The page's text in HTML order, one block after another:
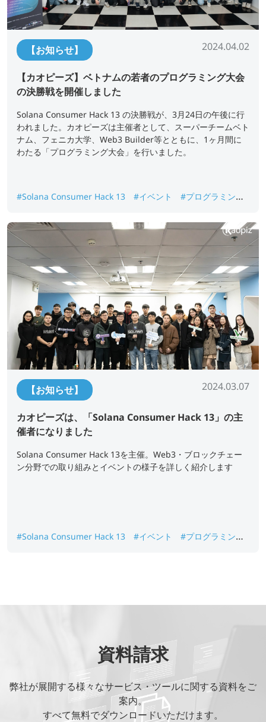
【お知らせ】 2024.04.02
【カオピーズ】ベトナムの若者のプログラミング大会
の決勝戦を開催しました
Solana Consumer Hack 13 の決勝戦が、3月24日の午後に行
われました。カオピーズは主催者として、スーパーチームベト
ナム、フェニカ大学、Web3 Builder等とともに、1ヶ月間に
わたる「プログラミング大会」を行いました。
#Solana Consumer Hack 13 #イベント
#プログラミング
【お知らせ】 2024.03.07
カオピーズは、「Solana Consumer Hack 13」の主
催者になりました
Solana Consumer Hack 13を主催。Web3・ブロックチェー
ン分野での取り組みとイベントの様子を詳しく紹介します
#Solana Consumer Hack 13 #イベント
#プログラミング
資料請求
弊社が展開する様々なサービス・ツールに関する資料をご
案内。
すべて無料でダウンロードいただけます。